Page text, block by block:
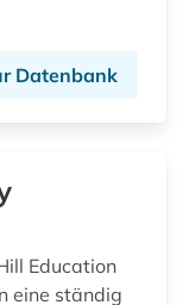
Datenbank
Education
eine ständig